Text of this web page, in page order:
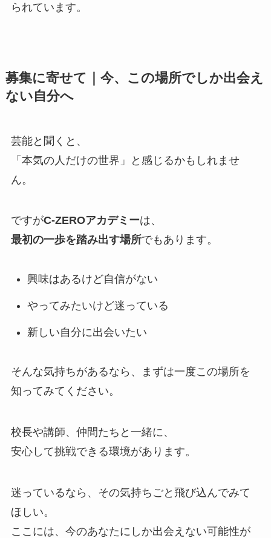
られています。
募集に寄せて｜今、この場所でしか出会え
ない自分へ
芸能と聞くと、
「本気の人だけの世界」と感じるかもしれませ
ん。
ですがC-ZEROアカデミーは、
最初の一歩を踏み出す場所でもあります。
興味はあるけど自信がない
やってみたいけど迷っている
新しい自分に出会いたい
そんな気持ちがあるなら、まずは一度この場所を
知ってみてください。
校長や講師、仲間たちと一緒に、
安心して挑戦できる環境があります。
迷っているなら、その気持ちごと飛び込んでみて
ほしい。
ここには、今のあなたにしか出会えない可能性が